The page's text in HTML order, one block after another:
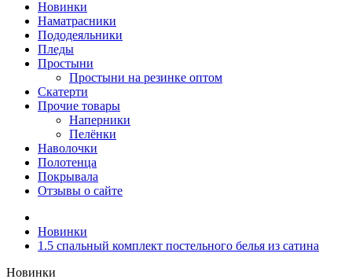
Новинки
Наматрасники
Пододеяльники
Пледы
Простыни
Простыни на резинке оптом
Скатерти
Прочие товары
Наперники
Пелёнки
Наволочки
Полотенца
Покрывала
Отзывы о сайте
Новинки
1.5 спальный комплект постельного белья из сатина
Новинки